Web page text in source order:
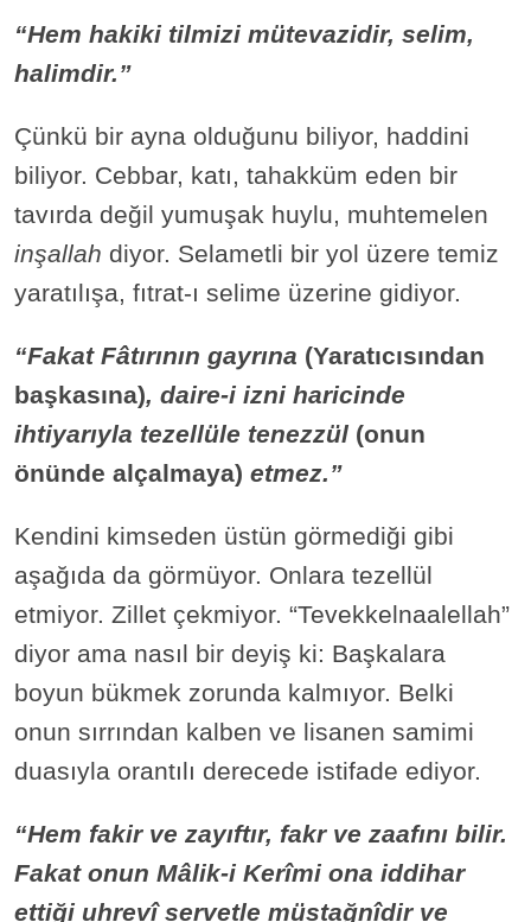
“Hem hakiki tilmizi mütevazidir, selim,
halimdir.”
Çünkü bir ayna olduğunu biliyor, haddini
biliyor. Cebbar, katı, tahakküm eden bir
tavırda değil yumuşak huylu, muhtemelen
inşallah diyor. Selametli bir yol üzere temiz
yaratılışa, fıtrat-ı selime üzerine gidiyor.
“Fakat Fâtırının gayrına (Yaratıcısından
başkasına), daire-i izni haricinde
ihtiyarıyla tezellüle tenezzül (onun
önünde alçalmaya) etmez.”
Kendini kimseden üstün görmediği gibi
aşağıda da görmüyor. Onlara tezellül
etmiyor. Zillet çekmiyor. “Tevekkelnaalellah”
diyor ama nasıl bir deyiş ki: Başkalara
boyun bükmek zorunda kalmıyor. Belki
onun sırrından kalben ve lisanen samimi
duasıyla orantılı derecede istifade ediyor.
“Hem fakir ve zayıftır, fakr ve zaafını bilir.
Fakat onun Mâlik-i Kerîmi ona iddihar
ettiği uhrevî servetle müstağnîdir ve